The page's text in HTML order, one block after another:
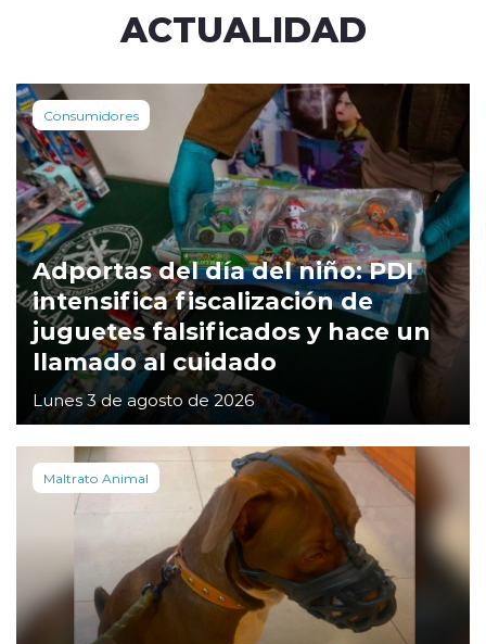
ACTUALIDAD
Consumidores
Adportas del día del niño: PDI
intensifica fiscalización de
juguetes falsificados y hace un
llamado al cuidado
Lunes 3 de agosto de 2026
Maltrato Animal